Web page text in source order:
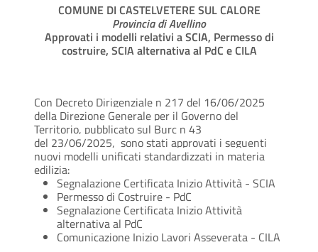
COMUNE DI CASTELVETERE SUL CALORE
Provincia di Avellino
Approvati i modelli relativi a SCIA, Permesso di
costruire, SCIA alternativa al PdC e CILA
Con Decreto Dirigenziale n 217 del 16/06/2025
della Direzione Generale per il Governo del
Territorio, pubblicato sul Burc n 43
del 23/06/2025, sono stati approvati i seguenti
nuovi modelli unificati standardizzati in materia
edilizia:
Segnalazione Certificata Inizio Attività - SCIA
Permesso di Costruire - PdC
Segnalazione Certificata Inizio Attività
alternativa al PdC
Comunicazione Inizio Lavori Asseverata - CILA